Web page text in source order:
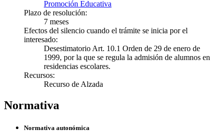
Promoción Educativa
Plazo de resolución:
7 meses
Efectos del silencio cuando el trámite se inicia por el
interesado:
Desestimatorio Art. 10.1 Orden de 29 de enero de
1999, por la que se regula la admisión de alumnos en
residencias escolares.
Recursos:
Recurso de Alzada
Normativa
Normativa autonómica